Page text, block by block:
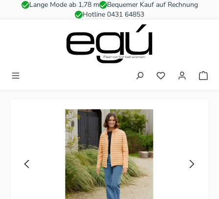
Zum Hauptinhalt springen
Lange Mode ab 1,78 m
Bequemer Kauf auf Rechnung
Hotline 0431 64853
Du hast 0
Bildergalerie überspringen